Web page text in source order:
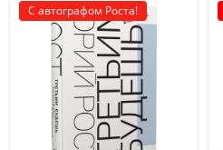
С автографом Роста!